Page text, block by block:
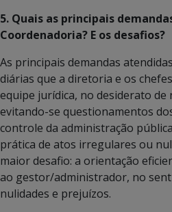
5. Quais as principais
Coordenadoria? E os desafios?
As principais demandas
diárias que a diretoria e os
equipe jurídica, no desiderato de
evitando-se questionamentos
controle da administração
prática de atos irregulares ou
maior desafio: a orientação
ao gestor/administrador, no
nulidades e prejuízos.